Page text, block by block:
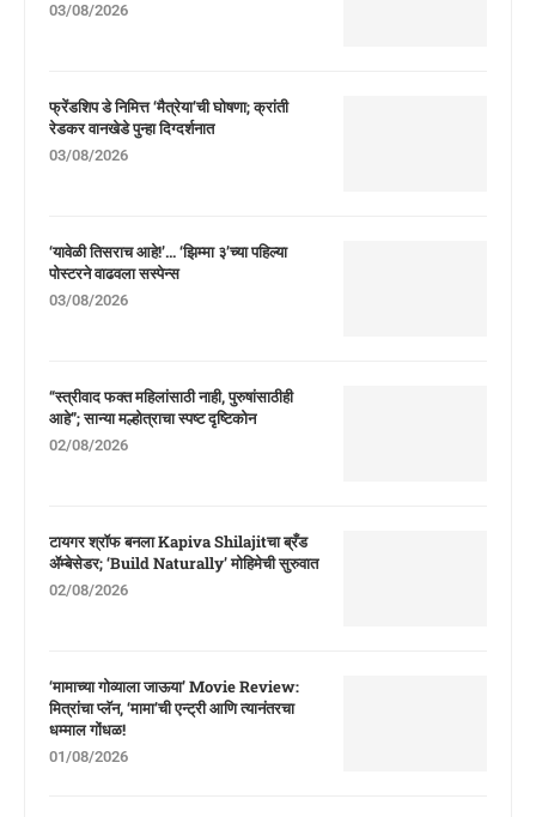
03/08/2026
फ्रेंडशिप डे निमित्त ‘मैत्रेया’ची घोषणा; क्रांती
रेडकर वानखेडे पुन्हा दिग्दर्शनात
03/08/2026
‘यावेळी तिसराच आहे!’… ‘झिम्मा ३’च्या पहिल्या
पोस्टरने वाढवला सस्पेन्स
03/08/2026
“स्त्रीवाद फक्त महिलांसाठी नाही, पुरुषांसाठीही
आहे”; सान्या मल्होत्राचा स्पष्ट दृष्टिकोन
02/08/2026
टायगर श्रॉफ बनला Kapiva Shilajitचा ब्रँड
ॲम्बेसेडर; ‘Build Naturally’ मोहिमेची सुरुवात
02/08/2026
‘मामाच्या गोव्याला जाऊया’ Movie Review:
मित्रांचा प्लॅन, ‘मामा’ची एन्ट्री आणि त्यानंतरचा
धम्माल गोंधळ!
01/08/2026